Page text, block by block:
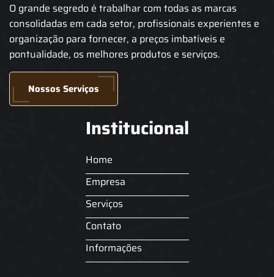
O grande segredo é trabalhar com todas as marcas
consolidadas em cada setor, profissionais experientes e
organização para fornecer, a preços imbatíveis e
pontualidade, os melhores produtos e serviços.
Nossos Serviços
Institucional
Home
Empresa
Serviços
Contato
Informações